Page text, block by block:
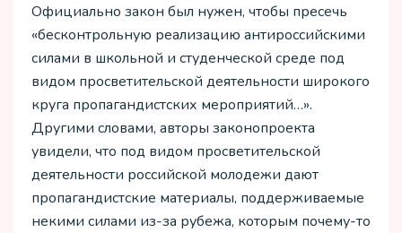
Официально закон был нужен, чтобы пресечь
«бесконтрольную реализацию антироссийскими
силами в школьной и студенческой среде под
видом просветительской деятельности широкого
круга пропагандистских мероприятий…».
Другими словами, авторы законопроекта
увидели, что под видом просветительской
деятельности российской молодежи дают
пропагандистские материалы, поддерживаемые
некими силами из-за рубежа, которым почему-то